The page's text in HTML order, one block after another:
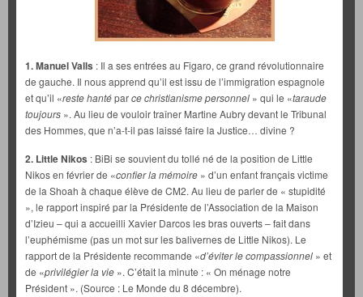
1. Manuel Valls : Il a ses entrées au Figaro, ce grand révolutionnaire
de gauche. Il nous apprend qu’il est issu de l’immigration espagnole
et qu’il «reste hantéparce christianisme personnel » qui le «taraude
toujours ». Au lieu de vouloir traîner Martine Aubry devant le Tribunal
des Hommes, que n’a-t-il pas laissé faire la Justice… divine ?
2. Little Nikos : BiBi se souvient du tollé né de la position de Little
Nikos en février de «confier la mémoire » d’un enfant français victime
de la Shoah à chaque élève de CM2. Au lieu de parler de « stupidité
», le rapport inspiré par la Présidente de l’Association de la Maison
d’Izieu – qui a accueilli Xavier Darcos les bras ouverts – fait dans
l’euphémisme (pas un mot sur les balivernes de Little Nikos). Le
rapport de la Présidente recommande «d’éviter le compassionnel » et
de «privilégier la vie ». C’était la minute : « On ménage notre
Président ». (Source : Le Monde du 8 décembre).